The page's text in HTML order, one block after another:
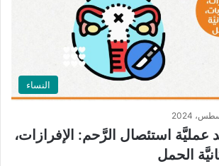
النساء
عمليَّة استئصال الرَّحم: الإفرازات،
الحمل